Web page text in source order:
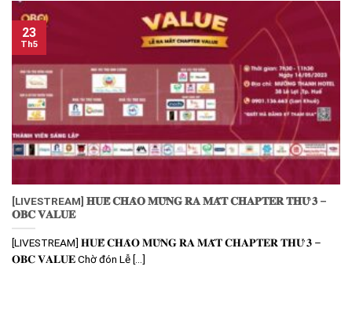
[LIVESTREAM] 𝐇𝐔𝐄̂́ 𝐂𝐇𝐀̀𝐎 𝐌𝐔̛̀𝐍𝐆 𝐑𝐀 𝐌𝐀̆́𝐓 𝐂𝐇𝐀𝐏𝐓𝐄𝐑 𝐓𝐇𝐔̛́ 𝟑 –
𝐎𝐁𝐂 𝐕𝐀𝐋𝐔𝐄
[LIVESTREAM] 𝐇𝐔𝐄̂́ 𝐂𝐇𝐀̀𝐎 𝐌𝐔̛̀𝐍𝐆 𝐑𝐀 𝐌𝐀̆́𝐓 𝐂𝐇𝐀𝐏𝐓𝐄𝐑 𝐓𝐇𝐔̛́ 𝟑 –
𝐎𝐁𝐂 𝐕𝐀𝐋𝐔𝐄 Chờ đón Lễ [...]
23
Th5